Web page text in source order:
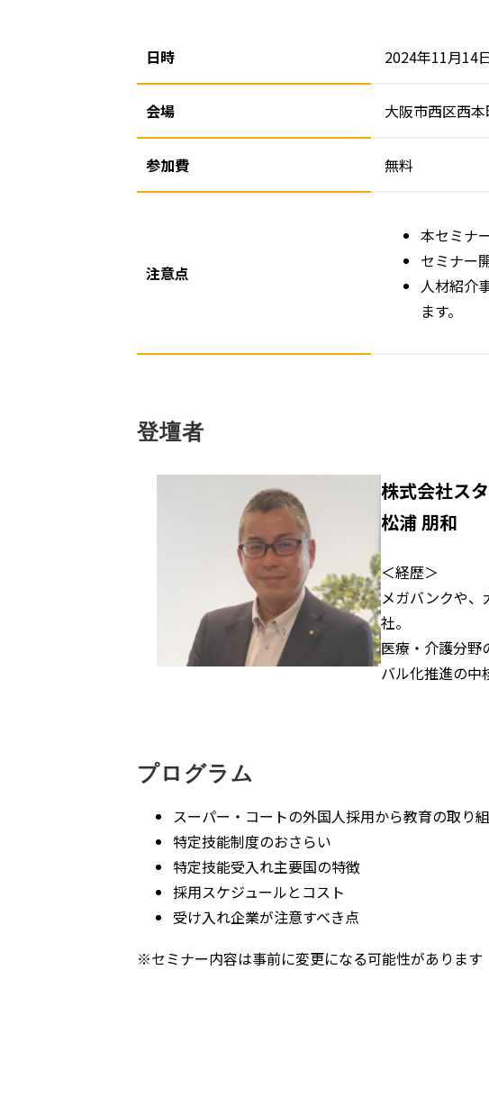
日時 2024年11月14
会場 大阪市西区西
参加費 無料
注意点
本セミナ
セミナー
人材紹介
ます。
登壇者
株式会社ス
松浦 朋和
＜経歴＞
メガバンクや
社。
医療・介護分野
バル化推進の中
プログラム
スーパー・コートの外国人採用から教育の取り
特定技能制度のおさらい
特定技能受入れ主要国の特徴
採用スケジュールとコスト
受け入れ企業が注意すべき点
※セミナー内容は事前に変更になる可能性があります